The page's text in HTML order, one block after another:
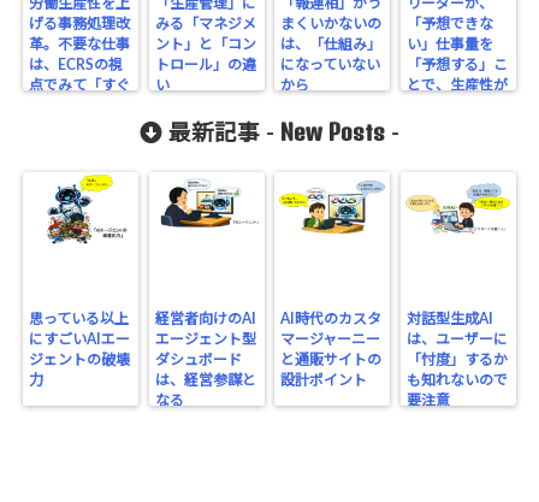
労働生産性を上
げる事務処理改
革。不要な仕事
は、ECRSの視
点でみて「すぐ
「生産管理」に
みる「マネジメ
ント」と「コン
トロール」の違
い
「報連相」がう
まくいかないの
は、「仕組み」
になっていない
から
リーダーが、
「予想できな
い」仕事量を
「予想する」こ
とで、生産性が
最新記事 - New Posts -
思っている以上
にすごいAIエー
ジェントの破壊
力
経営者向けのAI
エージェント型
ダシュボード
は、経営参謀と
なる
AI時代のカスタ
マージャーニー
と通販サイトの
設計ポイント
対話型生成AI
は、ユーザーに
「忖度」するか
も知れないので
要注意